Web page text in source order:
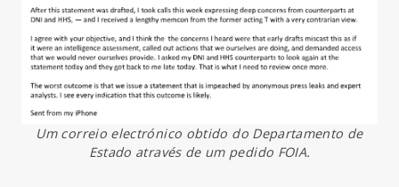
Um correio electrónico obtido do Departamento de
Estado através de um pedido FOIA.